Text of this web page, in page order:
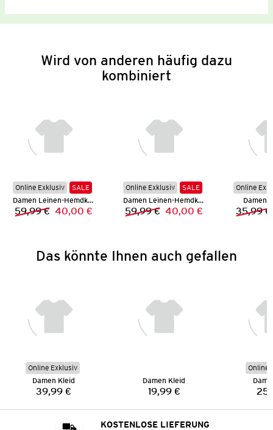
Wird von anderen häufig dazu
kombiniert
Online Exklusiv
SALE
Damen Leinen-Hemdkleid
Vorheriger Preis:
59,99 € Neuer Preis:
40,00 €
Online Exklusiv
SALE
Damen Leinen-Hemdkleid
Vorheriger Preis:
59,99 € Neuer Preis:
40,00 €
Online
Damen
35,99 €
Das könnte Ihnen auch gefallen
Online Exklusiv
Damen Kleid
Preis:
39,99 €
Damen Kleid
Preis:
19,99 €
Online
KOSTENLOSE LIEFERUNG